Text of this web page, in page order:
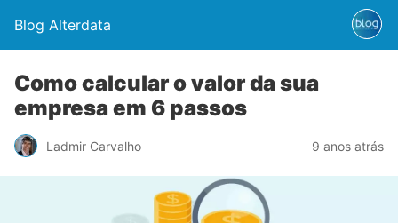
Blog Alterdata
Como calcular o valor da sua
empresa em 6 passos
Ladmir Carvalho 9 anos atrás